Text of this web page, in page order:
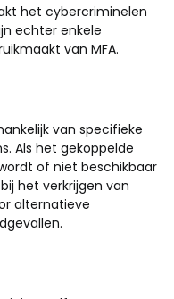
het cybercriminelen
echter enkele
van MFA.
van specifieke
Als het gekoppelde
of niet beschikbaar
het verkrijgen van
alternatieve